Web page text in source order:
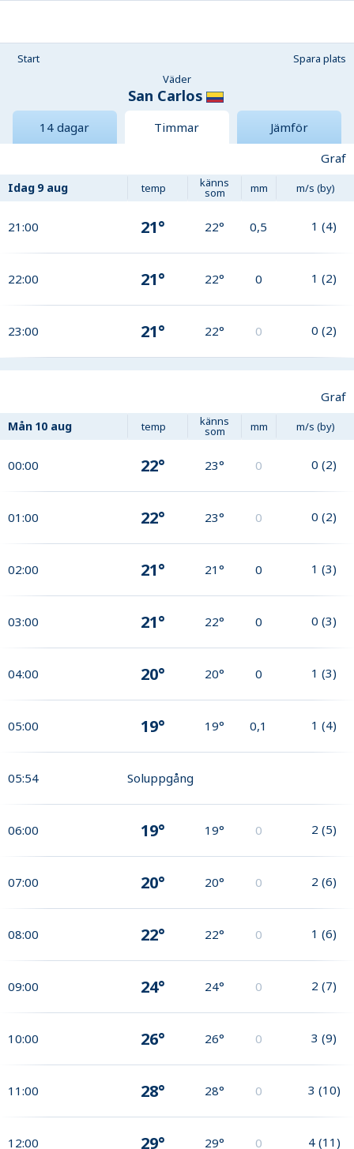
Start
Spara plats
Väder
San Carlos
14 dagar Timmar
Jämför
Graf
Idag 9 aug temp känns
som mm m/s (by)
21:00 21° 22° 0,5 1 (4)
22:00 21° 22° 0 1 (2)
23:00 21° 22° 0 0 (2)
Graf
Mån 10 aug temp känns
som mm m/s (by)
00:00 22° 23° 0 0 (2)
01:00 22° 23° 0 0 (2)
02:00 21° 21° 0 1 (3)
03:00 21° 22° 0 0 (3)
04:00 20° 20° 0 1 (3)
05:00 19° 19° 0,1 1 (4)
05:54 Soluppgång
06:00 19° 19° 0 2 (5)
07:00 20° 20° 0 2 (6)
08:00 22° 22° 0 1 (6)
09:00 24° 24° 0 2 (7)
10:00 26° 26° 0 3 (9)
11:00 28° 28° 0 3 (10)
12:00 29° 29° 0 4 (11)